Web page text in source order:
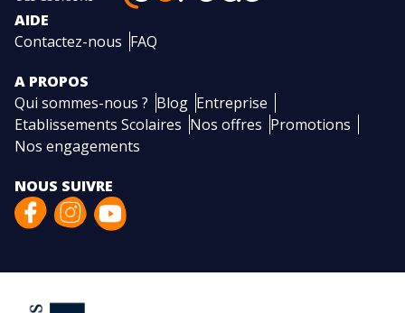
AIDE
Contactez-nous FAQ
A PROPOS
Qui sommes-nous ? Blog Entreprise
Etablissements Scolaires Nos offres Promotions
Nos engagements
NOUS SUIVRE